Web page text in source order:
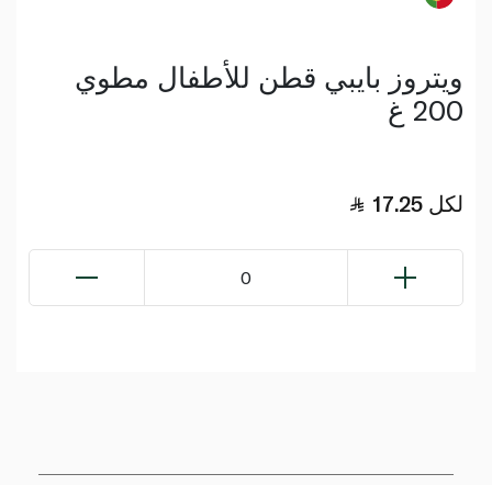
ويتروز بايبي قطن للأطفال مطوي
200 غ
17.25 لكل
0